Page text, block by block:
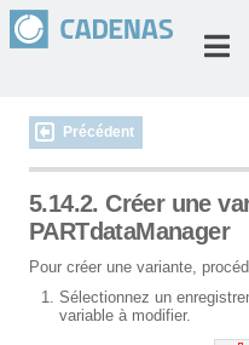
Précédent
5.14.2. Créer une
PARTdataManager
Pour créer une variante,
Sélectionnez un
variable à modifier.